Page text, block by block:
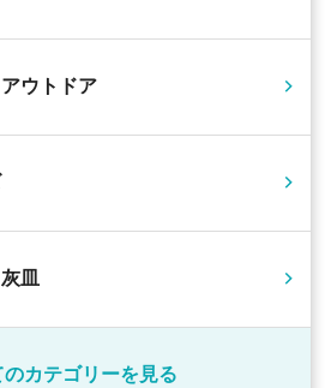
ウトドア
皿
カテゴリーを見る